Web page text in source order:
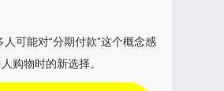
可能对“分期付款”这个概念感
购物时的新选择。